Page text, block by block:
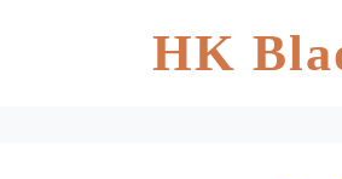
HK